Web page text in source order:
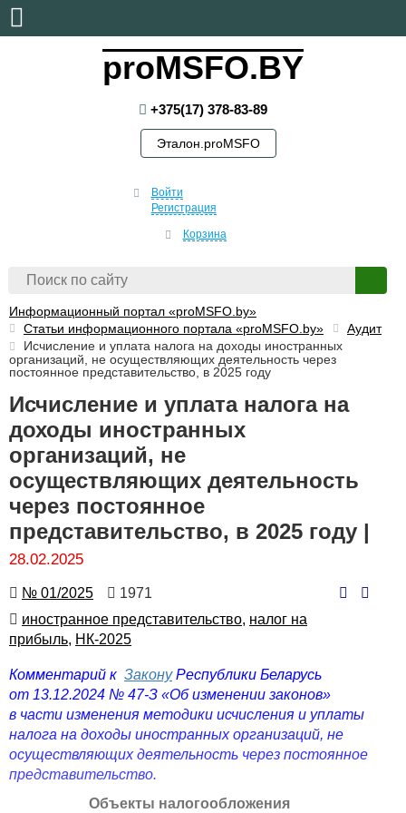
proMSFO.BY
+375(17) 378-83-89
Эталон.proMSFO
Войти
Регистрация
Корзина
Информационный портал «proMSFO.by»
Статьи информационного портала «proMSFO.by»
Аудит
Исчисление и уплата налога на доходы иностранных
организаций, не осуществляющих деятельность через
постоянное представительство, в 2025 году
Исчисление и уплата налога на
доходы иностранных
организаций, не
осуществляющих деятельность
через постоянное
представительство, в 2025 году |
28.02.2025
Номер
№ 01/2025
Количество
1971
Автор
иностранное представительство, налог на
прибыль, НК-2025
Комментарий к ЗаконуРеспублики Беларусь
от 13.12.2024 № 47-З «Об изменении законов»
в части изменения методики исчисления и уплаты
налога на доходы иностранных организаций, не
осуществляющих деятельность через постоянное
представительство.
Объекты налогообложения